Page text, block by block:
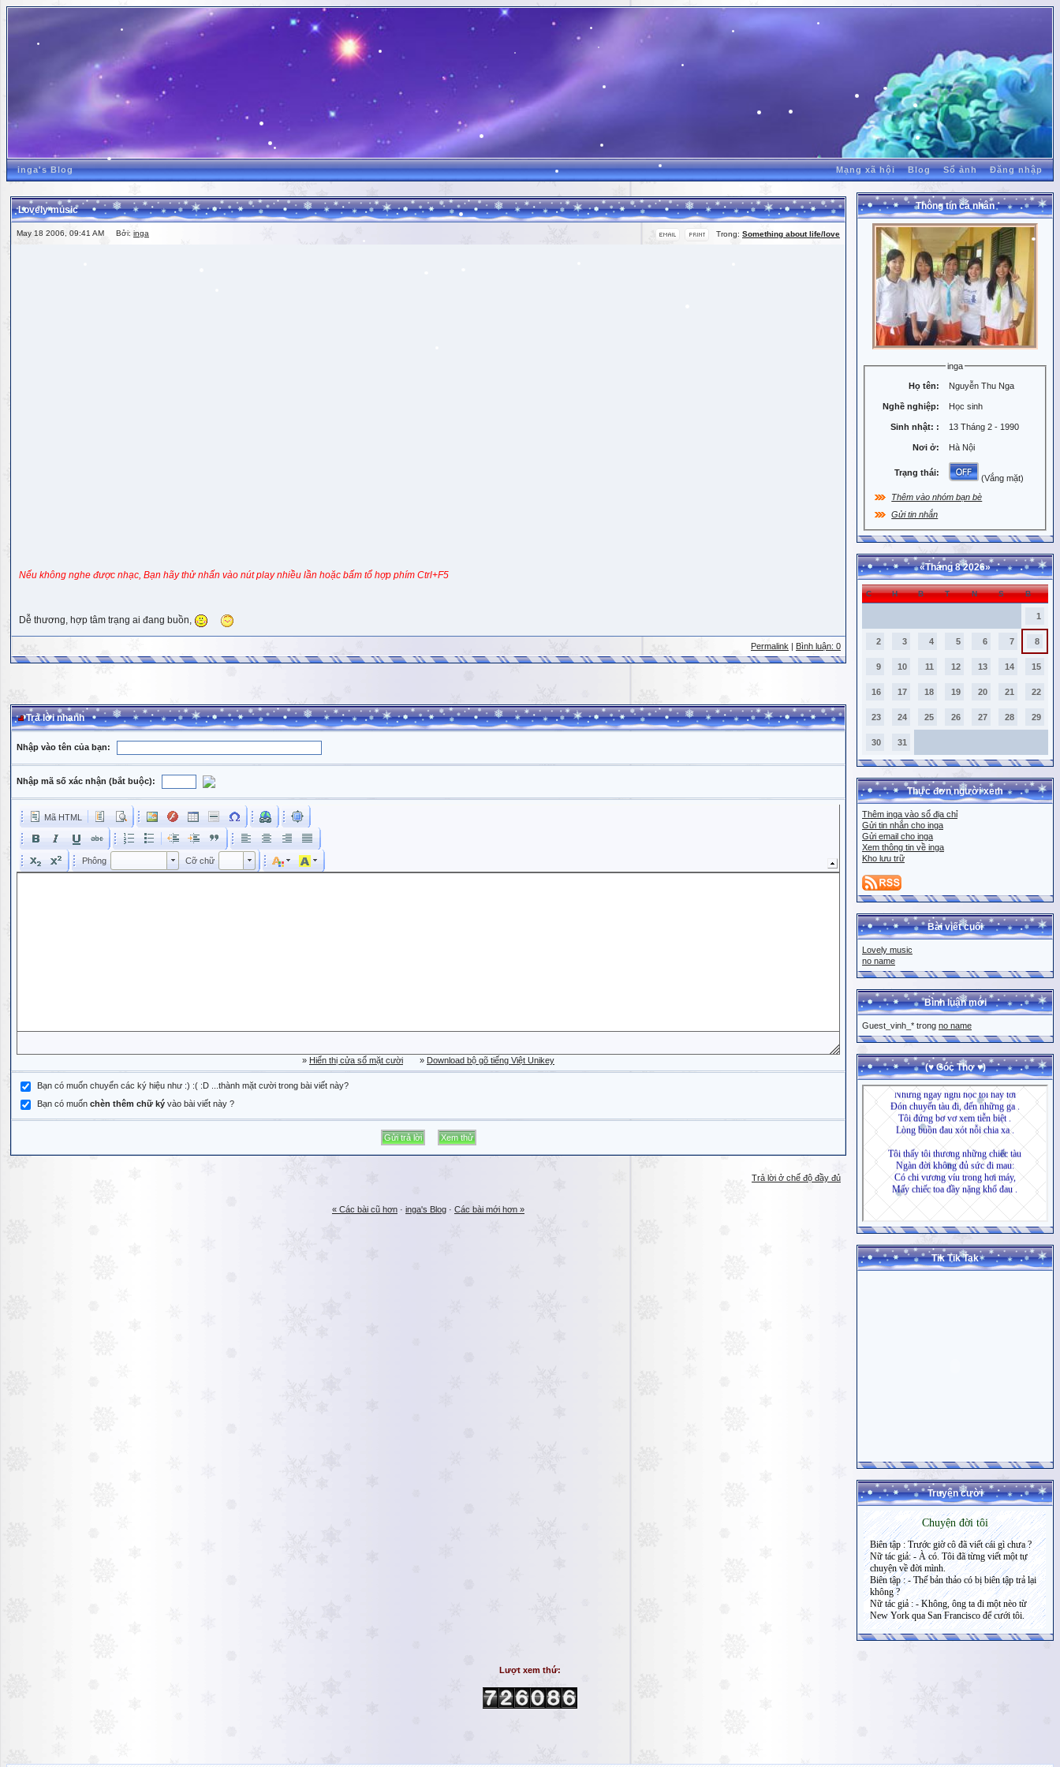
inga's Blog Mạng xã hội Blog Sổ ảnh Đăng nhập
Lovely music
Trong: Something about life/love
May 18 2006, 09:41 AM Bởi: inga
Nếu không nghe được nhạc, Bạn hãy thử nhấn vào nút play nhiều lần hoặc bấm tổ hợp phím Ctrl+F5
Dễ thương, hợp tâm trạng ai đang buồn,
Permalink Bình luận: 0
Trả lời nhanh
Nhập vào tên của bạn:
Nhập mã số xác nhận (bắt buộc):
Mã HTML
Phông Cỡ chữ Kích cỡ phông
» Hiển thị cửa sổ mặt cười » Download bộ gõ tiếng Việt Unikey
Bạn có muốn chuyển các ký hiệu như :) :( :D ...thành mặt cười trong bài viết này?
Bạn có muốn chèn thêm chữ ký vào bài viết này ?
Trả lời ở chế độ đầy đủ
« Các bài cũ hơn · inga's Blog · Các bài mới hơn »
Thông tin cá nhân
inga
Họ tên: Nguyễn Thu Nga
Nghề nghiệp: Học sinh
Sinh nhật: : 13 Tháng 2 - 1990
Nơi ở: Hà Nội
Trạng thái:
(Vắng mặt)
Thêm vào nhóm bạn bè
Gửi tin nhắn
«Tháng 8 2026»
C H B T N S B
1
2 3 4 5 6 7 8
9 10 11 12 13 14 15
16 17 18 19 20 21 22
23 24 25 26 27 28 29
30 31
Thực đơn người xem
Thêm inga vào sổ địa chỉ
Gửi tin nhắn cho inga
Gửi email cho inga
Xem thông tin về inga
Kho lưu trữ
Bài viết cuối
Lovely music
no name
Bình luận mới
Guest_vinh_* trong no name
(♥ Góc Thơ ♥)
Tik Tik Tak
Truyện cười
Lượt xem thứ: